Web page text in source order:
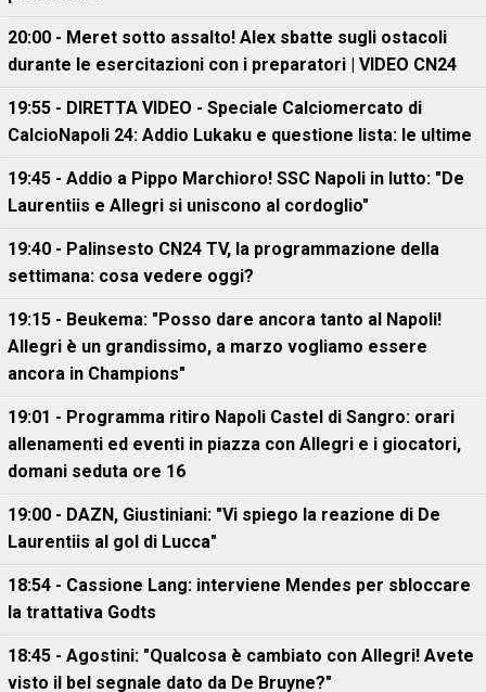
20:00 - Meret sotto assalto! Alex sbatte sugli ostacoli
durante le esercitazioni con i preparatori | VIDEO CN24
19:55 - DIRETTA VIDEO - Speciale Calciomercato di
CalcioNapoli 24: Addio Lukaku e questione lista: le ultime
19:45 - Addio a Pippo Marchioro! SSC Napoli in lutto: "De
Laurentiis e Allegri si uniscono al cordoglio"
19:40 - Palinsesto CN24 TV, la programmazione della
settimana: cosa vedere oggi?
19:15 - Beukema: "Posso dare ancora tanto al Napoli!
Allegri è un grandissimo, a marzo vogliamo essere
ancora in Champions"
19:01 - Programma ritiro Napoli Castel di Sangro: orari
allenamenti ed eventi in piazza con Allegri e i giocatori,
domani seduta ore 16
19:00 - DAZN, Giustiniani: "Vi spiego la reazione di De
Laurentiis al gol di Lucca"
18:54 - Cassione Lang: interviene Mendes per sbloccare
la trattativa Godts
18:45 - Agostini: "Qualcosa è cambiato con Allegri! Avete
visto il bel segnale dato da De Bruyne?"